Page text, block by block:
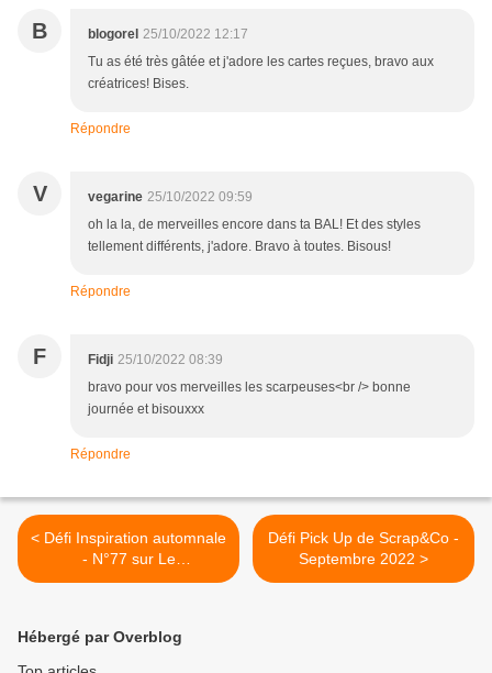
B blogorel 25/10/2022 12:17
Tu as été très gâtée et j'adore les cartes reçues, bravo aux
créatrices! Bises.
Répondre
V vegarine 25/10/2022 09:59
oh la la, de merveilles encore dans ta BAL! Et des styles
tellement différents, j'adore. Bravo à toutes. Bisous!
Répondre
F Fidji 25/10/2022 08:39
bravo pour vos merveilles les scarpeuses<br /> bonne
journée et bisouxxx
Répondre
< Défi Inspiration automnale
- N°77 sur Le
Créablablablog
Défi Pick Up de Scrap&Co -
Septembre 2022 >
Hébergé par Overblog